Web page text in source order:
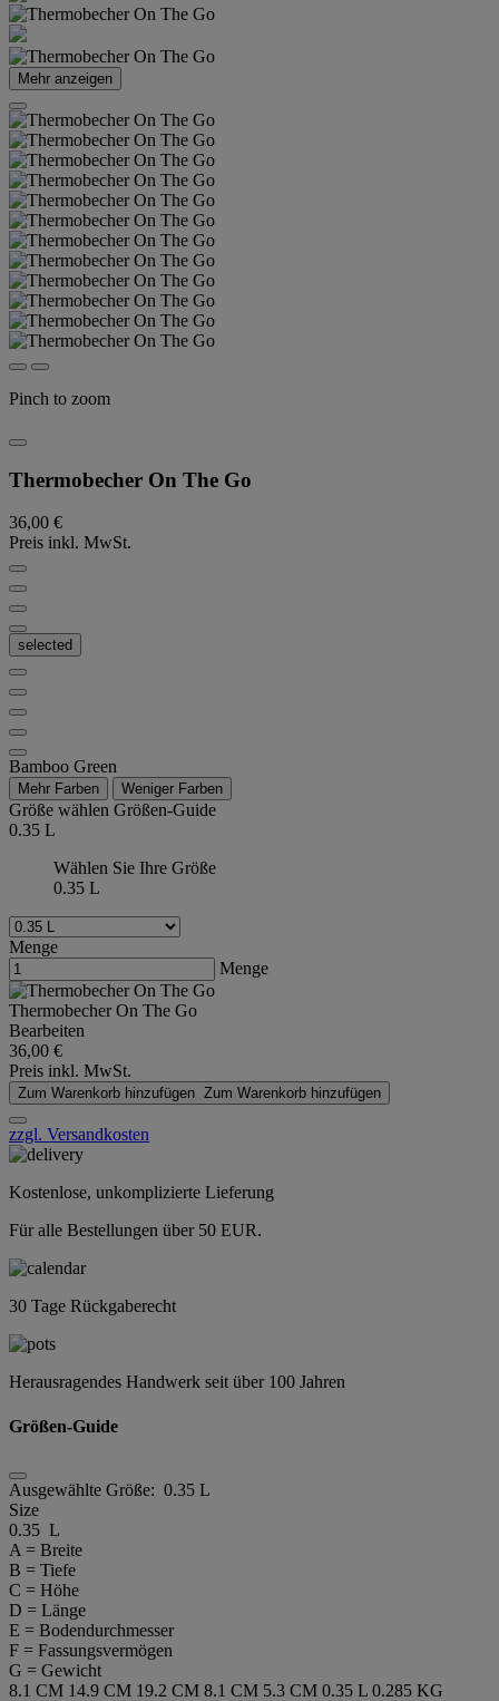
Mehr anzeigen
Pinch to zoom
Thermobecher On The Go
36,00 €
Preis inkl. MwSt.
selected
Bamboo Green
Mehr Farben Weniger Farben
Größe wählen Größen-Guide
0.35 L
Wählen Sie Ihre Größe
0.35 L
Menge
Menge
Thermobecher On The Go
Bearbeiten
36,00 €
Preis inkl. MwSt.
Zum Warenkorb hinzufügen Zum Warenkorb hinzufügen
zzgl. Versandkosten
Kostenlose, unkomplizierte Lieferung
Für alle Bestellungen über 50 EUR.
30 Tage Rückgaberecht
Herausragendes Handwerk seit über 100 Jahren
Größen-Guide
Ausgewählte Größe: 0.35 L
Size
0.35 L
A = Breite
B = Tiefe
C = Höhe
D = Länge
E = Bodendurchmesser
F = Fassungsvermögen
G = Gewicht
8.1 CM 14.9 CM 19.2 CM 8.1 CM 5.3 CM 0.35 L 0.285 KG